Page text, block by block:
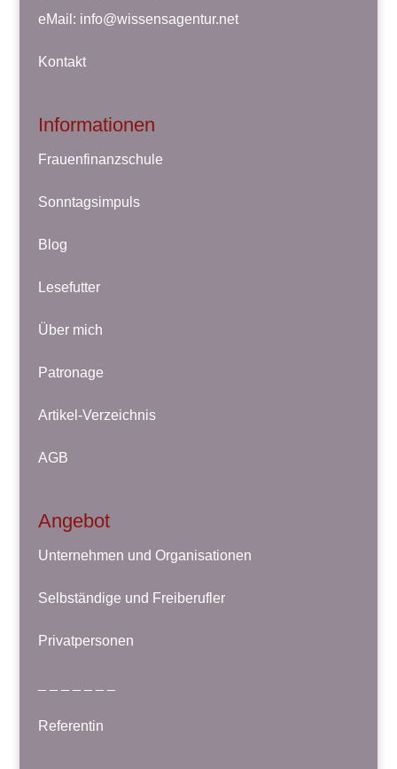
eMail: info@wissensagentur.net
Kontakt
Informationen
Frauenfinanzschule
Sonntagsimpuls
Blog
Lesefutter
Über mich
Patronage
Artikel-Verzeichnis
AGB
Angebot
Unternehmen und Organisationen
Selbständige und Freiberufler
Privatpersonen
Referentin